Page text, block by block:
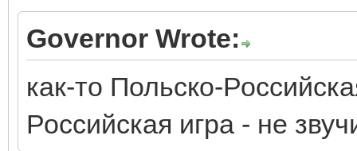
Governor Wrote:
как-то Польско-
Российская игра - не